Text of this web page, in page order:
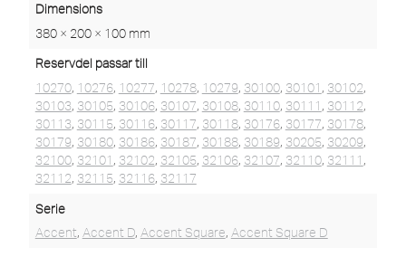
Dimensions
380 × 200 × 100 mm
Reservdel passar till
10270, 10276, 10277, 10278, 10279, 30100, 30101 , 30102,
30103, 30105, 30106, 30107, 30108, 30110, 30111 , 30112,
30113, 30115, 30116, 30117, 30118, 30176, 30177, 30178,
30179, 30180, 30186, 30187, 30188, 30189, 30205, 30209,
32100, 32101 , 32102, 32105, 32106, 32107, 32110, 32111 ,
32112, 32115, 32116, 32117
Serie
Accent, Accent D, Accent Square, Accent Square D